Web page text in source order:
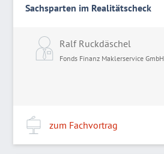
Sachsparten im Realitätscheck
Ralf Ruckdäschel
Fonds Finanz Maklerservice GmbH
zum Fachvortrag